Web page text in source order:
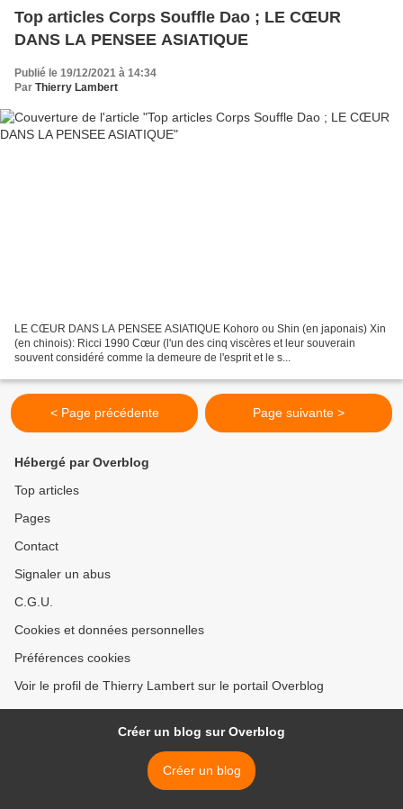
Top articles Corps Souffle Dao ; LE CŒUR
DANS LA PENSEE ASIATIQUE
Publié le 19/12/2021 à 14:34
Par Thierry Lambert
LE CŒUR DANS LA PENSEE ASIATIQUE Kohoro ou Shin (en japonais) Xin
(en chinois): Ricci 1990 Cœur (l'un des cinq viscères et leur souverain
souvent considéré comme la demeure de l'esprit et le s...
< Page précédente Page suivante >
Hébergé par Overblog
Top articles
Pages
Contact
Signaler un abus
C.G.U.
Cookies et données personnelles
Préférences cookies
Voir le profil de Thierry Lambert sur le portail Overblog
Créer un blog sur Overblog
Créer un blog